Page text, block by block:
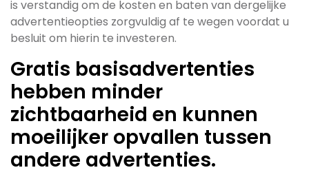
is verstandig om de kosten en baten van dergelijke
advertentieopties zorgvuldig af te wegen voordat u
besluit om hierin te investeren.
Gratis basisadvertenties
hebben minder
zichtbaarheid en kunnen
moeilijker opvallen tussen
andere advertenties.